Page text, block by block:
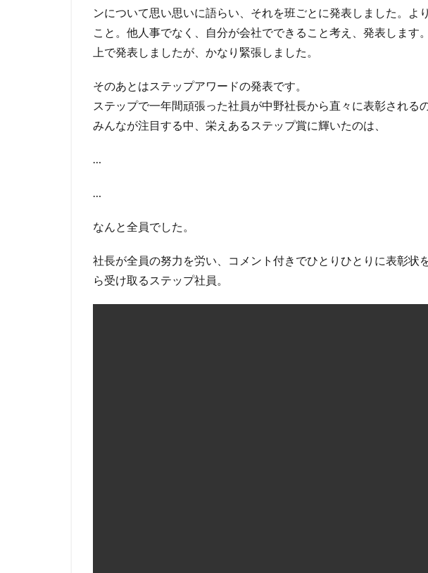
ンについて思い思いに語らい、それを班ごとに発表しました。よ
こと。他人事でなく、自分が会社でできること考え、発表します
上で発表しましたが、かなり緊張しました。
そのあとはステップアワードの発表です。
ステップで一年間頑張った社員が中野社長から直々に表彰されるの
みんなが注目する中、栄えあるステップ賞に輝いたのは、
なんと全員でした。
社長が全員の努力を労い、コメント付きでひとりひとりに表彰状
ら受け取るステップ社員。